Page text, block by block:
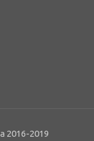
2016-2019